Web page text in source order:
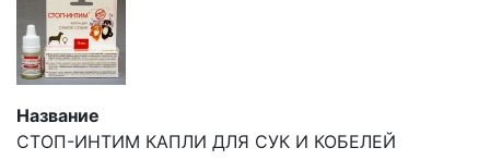
Название
СТОП-ИНТИМ КАПЛИ ДЛЯ СУК И КОБЕЛЕЙ